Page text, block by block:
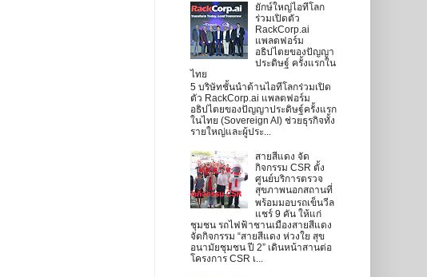
ยักษ์ใหญ่ไอทีโลก
ร่วมเปิดตัว
RackCorp.ai
แพลตฟอร์ม
อธิปไตยของปัญญา
ประดิษฐ์ ครั้งแรกใน
ไทย
5 บริษัทชั้นนำด้านไอทีโลกร่วมเปิด
ตัว RackCorp.ai แพลตฟอร์ม
อธิปไตยของปัญญาประดิษฐ์ครั้งแรก
ในไทย (Sovereign AI) ช่วยธุรกิจทั้ง
รายใหญ่และผู้ประ...
สายสีแดง จัด
กิจกรรม CSR ตั้ง
ศูนย์บริการตรวจ
สุขภาพนอกสถานที่
พร้อมมอบรถเข็นวีล
แชร์ 9 คัน ให้แก่
ชุมชน รถไฟฟ้าชานเมืองสายสีแดง
จัดกิจกรรม “สายสีแดง ห่วงใย สุข
อนามัยชุมชน ปี 2” เดินหน้าสานต่อ
โครงการ CSR เ...